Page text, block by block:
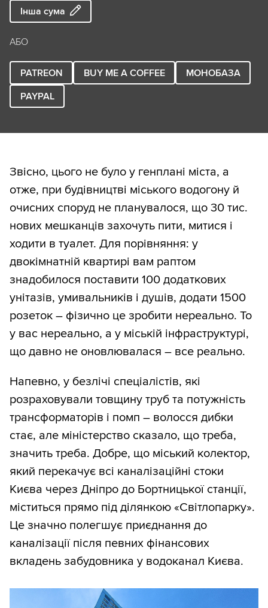
Інша сума
АБО
PATREON BUY ME A COFFEE
МОНОБАЗА
PAYPAL
Звісно, цього не було у генплані міста, а
отже, при будівництві міського водогону й
очисних споруд не планувалося, що 30 тис.
нових мешканців захочуть пити, митися і
ходити в туалет. Для порівняння: у
двокімнатній квартирі вам раптом
знадобилося поставити 100 додаткових
унітазів, умивальників і душів, додати 1500
розеток – фізично це зробити нереально. То
у вас нереально, а у міській інфраструктурі,
що давно не оновлювалася – все реально.
Напевно, у безлічі спеціалістів, які
розраховували товщину труб та потужність
трансформаторів і помп – волосся дибки
стає, але міністерство сказало, що треба,
значить треба. Добре, що міський колектор,
який перекачує всі каналізаційні стоки
Києва через Дніпро до Бортницької станції,
міститься прямо під ділянкою «Світлопарку».
Це значно полегшує приєднання до
каналізації після певних фінансових
вкладень забудовника у водоканал Києва.